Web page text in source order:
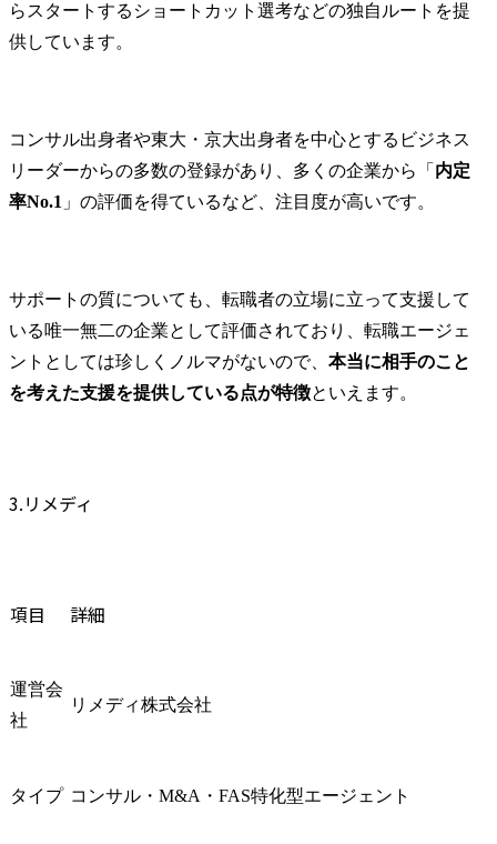
らスタートするショートカット選考などの独自ルートを提
供しています。
コンサル出身者や東大・京大出身者を中心とするビジネス
リーダーからの多数の登録があり、多くの企業から「 内定
率No.1 」の評価を得ているなど、注目度が高いです。
サポートの質についても、転職者の立場に立って支援して
いる唯一無二の企業として評価されており、転職エージェ
ントとしては珍しくノルマがないので、 本当に相手のこと
を考えた支援を提供している点が特徴といえます。
3.リメディ
項目 詳細
運営会
社
リメディ株式会社
タイプ コンサル・M&A・FAS特化型エージェント